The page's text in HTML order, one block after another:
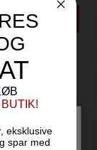
eksklusive
spar med